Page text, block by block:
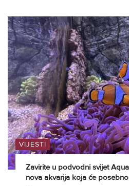
VIJESTI
Zavirite u podvodni svijet
nova akvarija koja će